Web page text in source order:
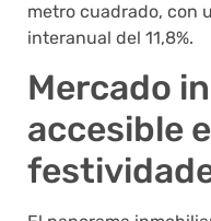
metro cuadrado, con
interanual del 11,8%.
Mercado
accesible